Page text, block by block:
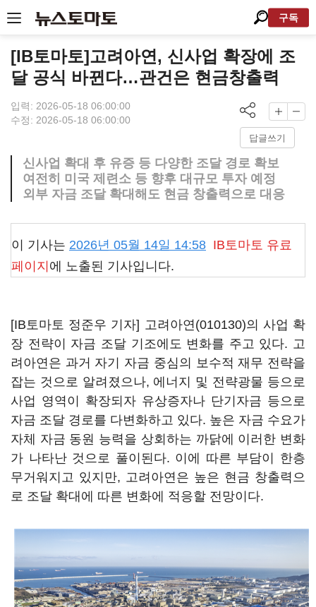
구독
[IB토마토]고려아연, 신사업 확장에 조
달 공식 바뀐다…관건은 현금창출력
입력: 2026-05-18 06:00:00
수정: 2026-05-18 06:00:00
답글쓰기
신사업 확대 후 유증 등 다양한 조달 경로 확보
여전히 미국 제련소 등 향후 대규모 투자 예정
외부 자금 조달 확대해도 현금 창출력으로 대응
이 기사는 2026년 05월 14일 14:58 IB토마토 유료
페이지 에 노출된 기사입니다.
[IB토마토 정준우 기자] 고려아연(010130)의 사업 확
장 전략이 자금 조달 기조에도 변화를 주고 있다. 고
려아연은 과거 자기 자금 중심의 보수적 재무 전략을
잡는 것으로 알려졌으나, 에너지 및 전략광물 등으로
사업 영역이 확장되자 유상증자나 단기자금 등으로
자금 조달 경로를 다변화하고 있다. 높은 자금 수요가
자체 자금 동원 능력을 상회하는 까닭에 이러한 변화
가 나타난 것으로 풀이된다. 이에 따른 부담이 한층
무거워지고 있지만, 고려아연은 높은 현금 창출력으
로 조달 확대에 따른 변화에 적응할 전망이다.